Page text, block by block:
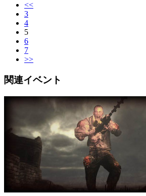
<<
3
4
5
6
7
>>
関連イベント